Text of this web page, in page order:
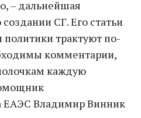
– дальнейшая
СГ. Его статьи
трактуют по-
комментарии,
каждую
ЕАЭС Владимир Винник